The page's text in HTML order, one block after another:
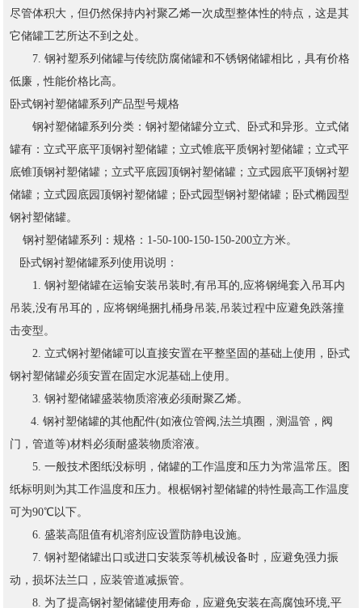
尽管体积大，但仍然保持内衬聚乙烯一次成型整体性的特点，这是其
它储罐工艺所达不到之处。
7. 钢衬塑系列储罐与传统防腐储罐和不锈钢储罐相比，具有价格
低廉，性能价格比高。
卧式钢衬塑储罐系列产品型号规格
钢衬塑储罐系列分类：钢衬塑储罐分立式、卧式和异形。立式储
罐有：立式平底平顶钢衬塑储罐；立式锥底平质钢衬塑储罐；立式平
底锥顶钢衬塑储罐；立式平底园顶钢衬塑储罐；立式园底平顶钢衬塑
储罐；立式园底园顶钢衬塑储罐；卧式园型钢衬塑储罐；卧式椭园型
钢衬塑储罐。
钢衬塑储罐系列：规格：1-50-100-150-150-200立方米。
卧式钢衬塑储罐系列使用说明：
1. 钢衬塑储罐在运输安装吊装时,有吊耳的,应将钢绳套入吊耳内
吊装,没有吊耳的，应将钢绳捆扎桶身吊装,吊装过程中应避免跌落撞
击变型。
2. 立式钢衬塑储罐可以直接安置在平整坚固的基础上使用，卧式
钢衬塑储罐必须安置在固定水泥基础上使用。
3. 钢衬塑储罐盛装物质溶液必须耐聚乙烯。
4. 钢衬塑储罐的其他配件(如液位管阀,法兰填圈，测温管，阀
门，管道等)材料必须耐盛装物质溶液。
5. 一般技术图纸没标明，储罐的工作温度和压力为常温常压。图
纸标明则为其工作温度和压力。根椐钢衬塑储罐的特性最高工作温度
可为90℃以下。
6. 盛装高阻值有机溶剂应设置防静电设施。
7. 钢衬塑储罐出口或进口安装泵等机械设备时，应避免强力振
动，损坏法兰口，应装管道减振管。
8. 为了提高钢衬塑储罐使用寿命，应避免安装在高腐蚀环境,平